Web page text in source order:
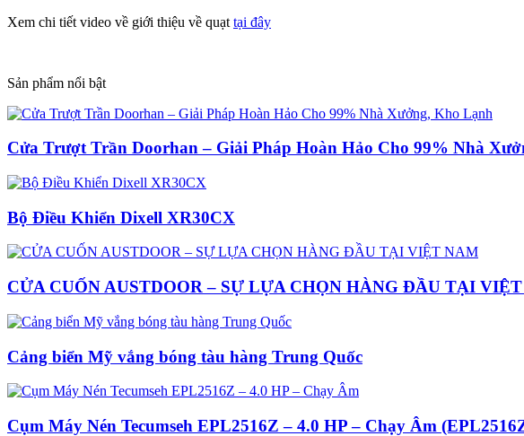
Xem chi tiết video về giới thiệu về quạt tại đây
Sản phẩm nổi bật
Cửa Trượt Trần Doorhan – Giải Pháp Hoàn Hảo Cho 99% Nhà
Bộ Điều Khiển Dixell XR30CX
CỬA CUỐN AUSTDOOR – SỰ LỰA CHỌN HÀNG ĐẦU TẠI
Cảng biển Mỹ vắng bóng tàu hàng Trung Quốc
Cụm Máy Nén Tecumseh EPL2516Z – 4.0 HP – Chạy Âm